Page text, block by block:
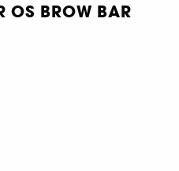
OS BROW BAR